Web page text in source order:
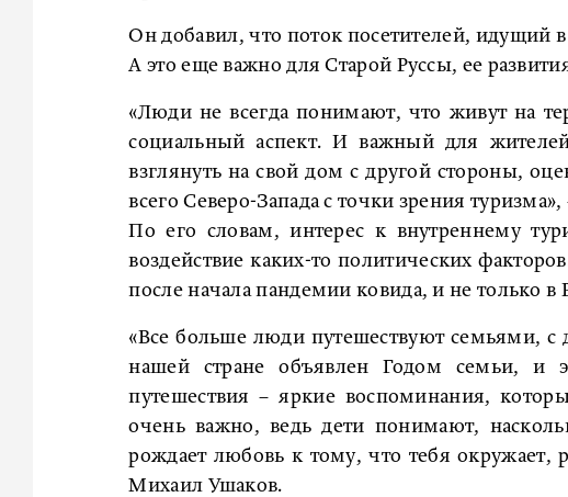
Он добавил, что поток посетителей, идущий
А это еще важно для Старой Руссы, ее
«Люди не всегда понимают, что живут на
социальный аспект. И важный для
взглянуть на свой дом с другой стороны,
всего Северо-Запада с точки зрения
По его словам, интерес к внутреннему
воздействие каких-то политических
после начала пандемии ковида, и не только в
«Все больше люди путешествуют семьями, с
нашей стране объявлен Годом семьи, и
путешествия – яркие воспоминания,
очень важно, ведь дети понимают,
рождает любовь к тому, что тебя окружает,
Михаил Ушаков.